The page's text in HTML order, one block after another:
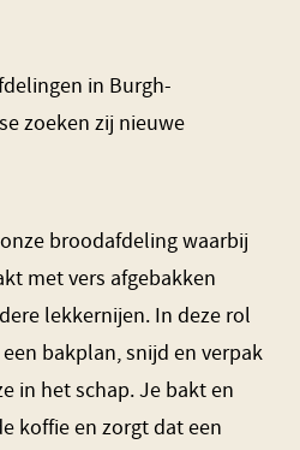
in Burgh-
zoeken zij nieuwe
broodafdeling waarbij
met vers afgebakken
lekkernijen. In deze rol
bakplan, snijd en verpak
in het schap. Je bakt en
koffie en zorgt dat een